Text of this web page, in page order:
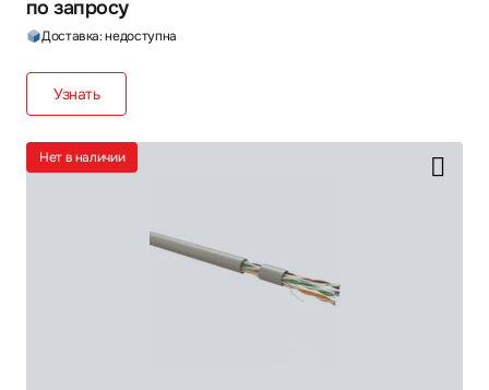
по запросу
Доставка: недоступна
Узнать
Нет в наличии